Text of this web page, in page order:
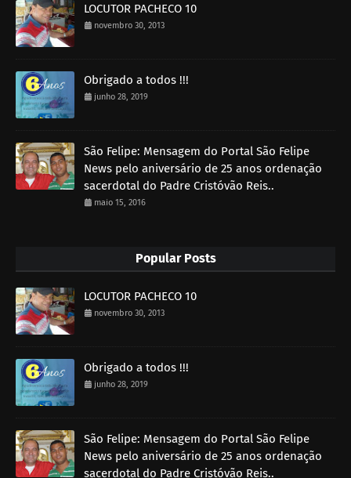
LOCUTOR PACHECO 10
novembro 30, 2013
Obrigado a todos !!!
junho 28, 2019
São Felipe: Mensagem do Portal São Felipe
News pelo aniversário de 25 anos ordenação
sacerdotal do Padre Cristóvão Reis..
maio 15, 2016
Popular Posts
LOCUTOR PACHECO 10
novembro 30, 2013
Obrigado a todos !!!
junho 28, 2019
São Felipe: Mensagem do Portal São Felipe
News pelo aniversário de 25 anos ordenação
sacerdotal do Padre Cristóvão Reis..